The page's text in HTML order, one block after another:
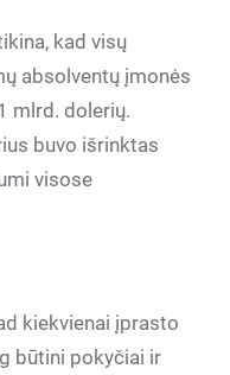
kad visų
absolventų įmonės
mlrd. dolerių.
buvo išrinktas
visose
kiekvienai įprasto
būtini pokyčiai ir